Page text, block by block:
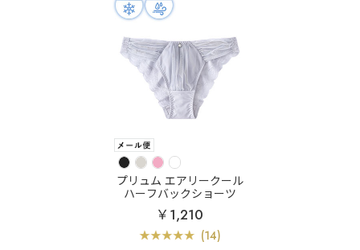
プリュム エアリークール
ハーフバックショーツ
￥1,210
(14)